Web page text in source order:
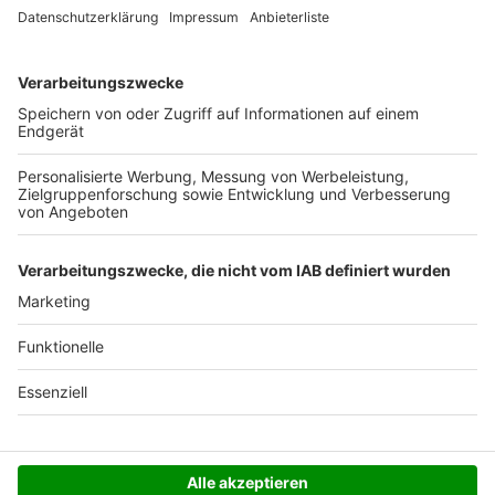
Versandkosten.
Der Bestellprozess ist mit Hilfe eines SSL-
SERVICE HOTLINE
SHOP SERVICE